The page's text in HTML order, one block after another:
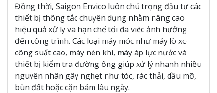
Đồng thời, Saigon Envico luôn chú trọng đầu tư các
thiết bị thông tắc chuyên dụng nhằm nâng cao
hiệu quả xử lý và hạn chế tối đa việc ảnh hưởng
đến công trình. Các loại máy móc như máy lò xo
công suất cao, máy nén khí, máy áp lực nước và
thiết bị kiểm tra đường ống giúp xử lý nhanh nhiều
nguyên nhân gây nghẹt như tóc, rác thải, dầu mỡ,
bùn đất hoặc cặn bám lâu ngày.